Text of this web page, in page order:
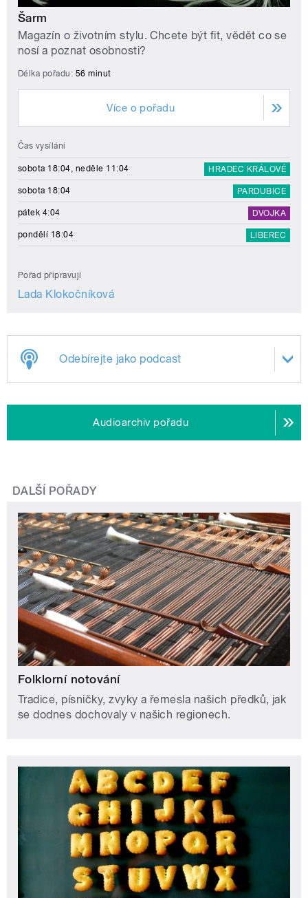
Šarm
Magazín o životním stylu. Chcete být fit, vědět co se
nosí a poznat osobnosti?
Délka pořadu: 56 minut
Více o pořadu
Čas vysílání
sobota 18:04, neděle 11:04 HRADEC KRÁLOVÉ
sobota 18:04 PARDUBICE
pátek 4:04 DVOJKA
pondělí 18:04 LIBEREC
Pořad připravují
Lada Klokočníková
Odebírejte jako podcast
Audioarchiv pořadu
DALŠÍ POŘADY
Folklorní notování
Tradice, písničky, zvyky a řemesla našich předků, jak
se dodnes dochovaly v našich regionech.